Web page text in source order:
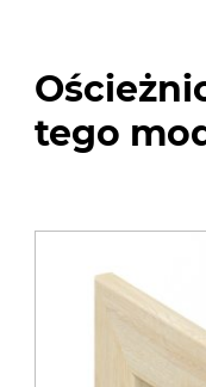
tego